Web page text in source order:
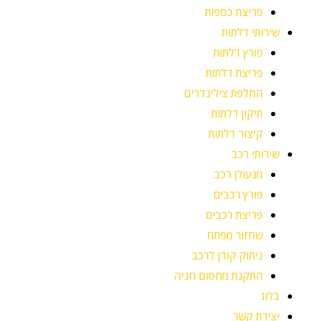
פריצת כספות
שירותי דלתות
פורץ דלתות
פריצת דלתות
החלפת צילינדרים
תיקון דלתות
קיצור דלתות
שירותי רכב
מנעולן רכב
פורץ רכבים
פריצת רכבים
שחזור מפתח
ניתוק קודן לרכב
התקנת מחסום חניה
בלוג
יצירת קשר